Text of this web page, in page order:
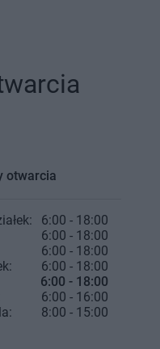
otwarcia
6:00 - 18:00
6:00 - 18:00
6:00 - 18:00
6:00 - 18:00
6:00 - 18:00
6:00 - 16:00
8:00 - 15:00